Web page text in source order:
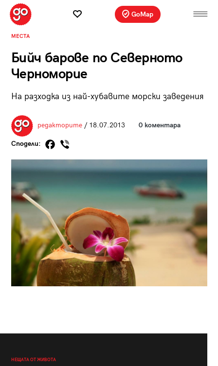
GoMap
МЕСТА
Бийч барове по Северното
Черноморие
На разходка из най-хубавите морски заведения
редакторите/ 18.07.2013 0 коментара
Сподели:
НЕЩАТА ОТ ЖИВОТА